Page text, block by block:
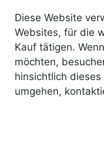
Diese Website
Websites, für die
Kauf tätigen.
möchten,
hinsichtlich
umgehen,